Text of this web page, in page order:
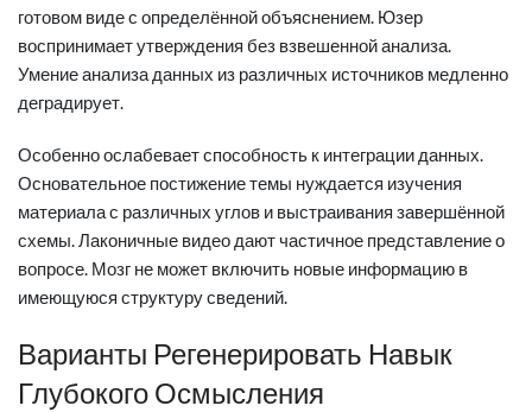
готовом виде с определённой объяснением. Юзер
воспринимает утверждения без взвешенной анализа.
Умение анализа данных из различных источников медленно
деградирует.
Особенно ослабевает способность к интеграции данных.
Основательное постижение темы нуждается изучения
материала с различных углов и выстраивания завершённой
схемы. Лаконичные видео дают частичное представление о
вопросе. Мозг не может включить новые информацию в
имеющуюся структуру сведений.
Варианты Регенерировать Навык
Глубокого Осмысления